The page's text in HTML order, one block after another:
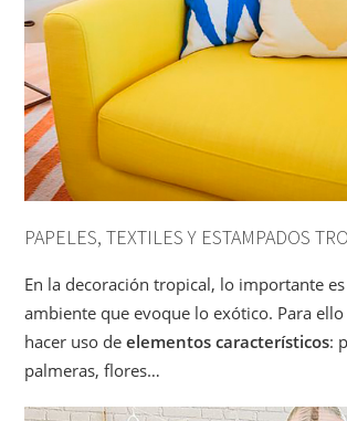
PAPELES, TEXTILES Y ESTAMPADOS
En la decoración tropical, lo importante
ambiente que evoque lo exótico. Para ello
hacer uso deelementos característicos:
palmeras, flores…